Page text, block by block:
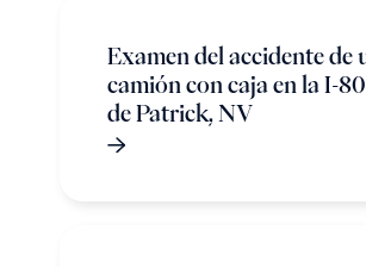
Examen del accidente de
camión con caja en la I-
de Patrick, NV